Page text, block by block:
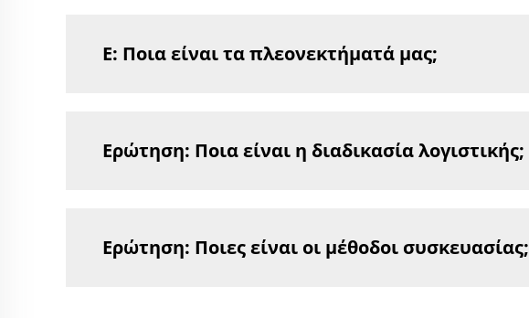
Ε: Ποια είναι τα πλεονεκτήματά μας;
Ερώτηση: Ποια είναι η διαδικασία λογιστικής;
Ερώτηση: Ποιες είναι οι μέθοδοι συσκευασίας;